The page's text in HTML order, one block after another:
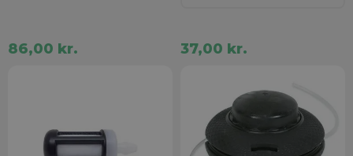
86,00 kr. 37,00 kr.